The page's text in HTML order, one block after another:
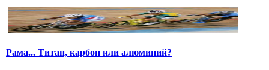
Рама... Титан, карбон или алюминий?